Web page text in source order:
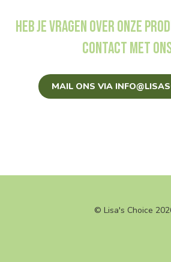
Heb je vragen over onze
contact met
MAIL ONS VIA
© Lisa's Choice